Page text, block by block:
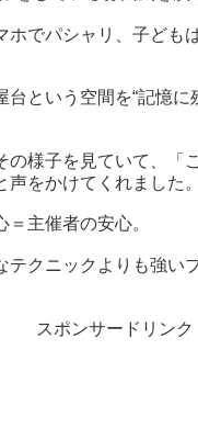
ホでパシャリ、子ども
台という空間を“記憶に
の様子を見ていて、「
声をかけてくれました。
＝主催者の安心。
テクニックよりも強い
スポンサードリンク